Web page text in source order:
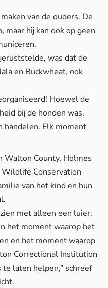
van de ouders. De
hij kan ook op geen
was dat de
en Buckwheat, ook
Hoewel de
bij de honden was,
handelen. Elk moment
Walton County, Holmes
Wildlife Conservation
van het kind en hun
met alleen een luier.
het moment waarop het
en het moment waarop
Correctional Institution
laten helpen,” schreef
.